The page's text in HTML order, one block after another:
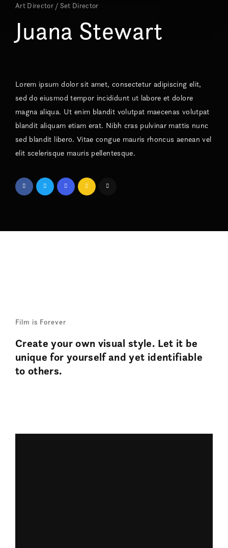
Art Director Set Director
Juana Stewart
Lorem ipsum dolor sit amet, consectetur adipiscing elit,
sed do eiusmod tempor incididunt ut labore et dolore
magna aliqua. Ut enim blandit volutpat maecenas volutpat
blandit aliquam etiam erat. Nibh cras pulvinar mattis nunc
sed blandit libero. Vitae congue mauris rhoncus aenean vel
elit scelerisque mauris pellentesque.
Film is Forever
Create your own visual style. Let it be
unique for yourself and yet identifiable
to others.